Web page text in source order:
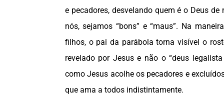
e pecadores, desvelando quem é o Deus
nós, sejamos “bons” e “maus”. Na
filhos, o pai da parábola torna visível o
revelado por Jesus e não o “deus
como Jesus acolhe os pecadores e
que ama a todos indistintamente.